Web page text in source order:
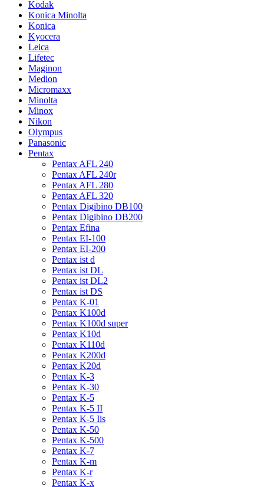
Kodak
Konica Minolta
Konica
Kyocera
Leica
Lifetec
Maginon
Medion
Micromaxx
Minolta
Minox
Nikon
Olympus
Panasonic
Pentax
Pentax AFL 240
Pentax AFL 240r
Pentax AFL 280
Pentax AFL 320
Pentax Digibino DB100
Pentax Digibino DB200
Pentax Efina
Pentax EI-100
Pentax EI-200
Pentax ist d
Pentax ist DL
Pentax ist DL2
Pentax ist DS
Pentax K-01
Pentax K100d
Pentax K100d super
Pentax K10d
Pentax K110d
Pentax K200d
Pentax K20d
Pentax K-3
Pentax K-30
Pentax K-5
Pentax K-5 II
Pentax K-5 Iis
Pentax K-50
Pentax K-500
Pentax K-7
Pentax K-m
Pentax K-r
Pentax K-x